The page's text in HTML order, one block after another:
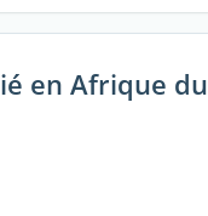
en Afrique